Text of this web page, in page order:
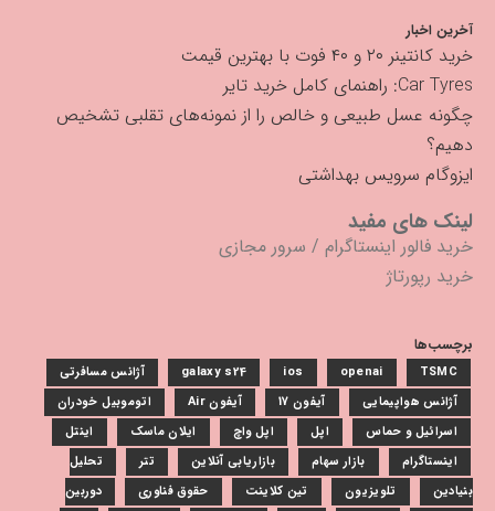
آخرین اخبار
خرید کانتینر ۲۰ و ۴۰ فوت با بهترین قیمت
Car Tyres: راهنمای کامل خرید تایر
چگونه عسل طبیعی و خالص را از نمونه‌های تقلبی تشخیص
دهیم؟
ایزوگام سرویس بهداشتی
لینک های مفید
خرید فالور اینستاگرام / سرور مجازی
خرید رپورتاژ
برچسب‌ها
galaxy s24 ios openai TSMC
آژانس مسافرتی
آژانس هواپیمایی
آیفون 17 آیفون Air
اتوموبیل خودران
اسرائیل و حماس
اپل اپل واچ ایلان ماسک
اینتل
اینستاگرام
بازار سهام بازاریابی آنلاین تتر
تحلیل
بنیادین
تلویزیون تین کلاینت حقوق فناوری
دوربین